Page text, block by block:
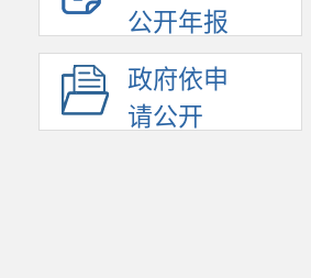
公开年报
政府依申
请公开